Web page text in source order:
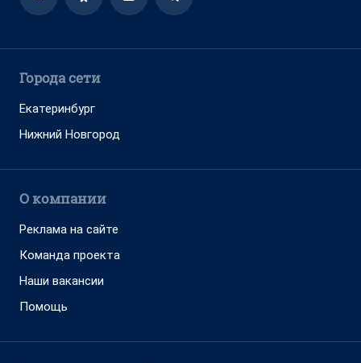
Города сети
Екатеринбург
Нижний Новгород
О компании
Реклама на сайте
Команда проекта
Наши вакансии
Помощь